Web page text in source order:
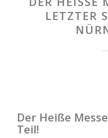
ETZTER
Der Heiße
Teil!